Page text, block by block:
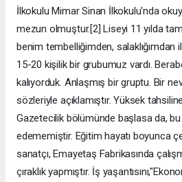
İlkokulu Mimar Sinan İlkokulu'nda
mezun olmuştur.[2] Liseyi 11 yılda
benim tembelliğimden, salaklığımdan
15-20 kişilik bir grubumuz vardı.
kalıyorduk. Anlaşmış bir gruptu. Bir
sözleriyle açıklamıştır. Yüksek
Gazetecilik bölümünde başlasa da,
edememiştir. Eğitim hayatı boyunca
sanatçı, Emayetaş Fabrikasında
çıraklık yapmıştır. İş